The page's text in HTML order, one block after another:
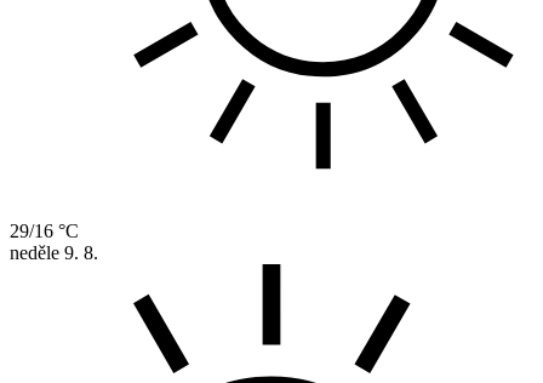
29/16 °C
neděle 9. 8.